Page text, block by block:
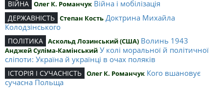
ВІЙНА Олег К. Романчук Війна і мобілізація
ДЕРЖАВНІСТЬ Степан Кость Доктрина Михайла
Колодзінського
ПОЛІТИКА Аскольд Лозинський (США) Волинь 1943
Анджей Суліма-Камінський У колі моральної й політичної
сліпоти: Україна й українці в очах поляків
ІСТОРІЯ І СУЧАСНІСТЬ Олег К. Романчук Кого вшановує
сучасна Польща